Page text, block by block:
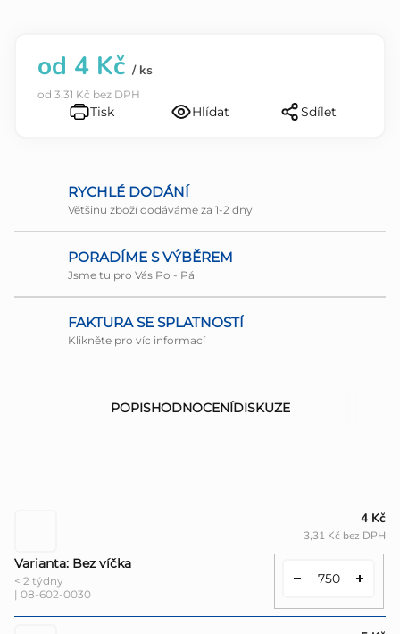
od 4 Kč / ks
od 3,31 Kč bez DPH
Tisk Hlídat Sdílet
RYCHLÉ DODÁNÍ
Většinu zboží dodáváme za 1-2 dny
PORADÍME S VÝBĚREM
Jsme tu pro Vás Po - Pá
FAKTURA SE SPLATNOSTÍ
Klikněte pro víc informací
POPISHODNOCENÍDISKUZE
Varianta: Bez víčka
< 2 týdny
| 08-602-0030
4 Kč
3,31 Kč bez DPH